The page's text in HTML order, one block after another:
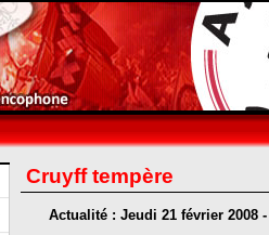
Cruyff tempère
Actualité : Jeudi 21 février 2008 -